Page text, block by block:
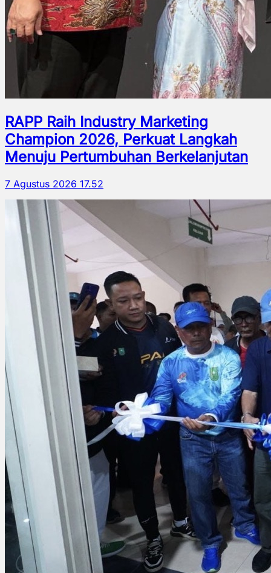
RAPP Raih Industry Marketing
Champion 2026, Perkuat Langkah
Menuju Pertumbuhan Berkelanjutan
7 Agustus 2026 17.52